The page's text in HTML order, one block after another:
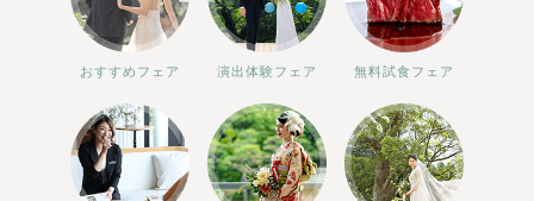
おすすめフェア 演出体験フェア 無料試食フェア